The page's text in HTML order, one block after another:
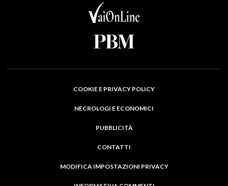
COOKIE E PRIVACY POLICY
NECROLOGI E ECONOMICI
PUBBLICITÀ
CONTATTI
MODIFICA IMPOSTAZIONI PRIVACY